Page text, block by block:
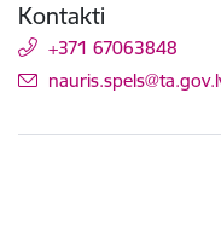
Kontakti
+371 67063848
E-pasts: